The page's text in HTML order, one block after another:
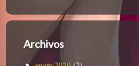
Archivos